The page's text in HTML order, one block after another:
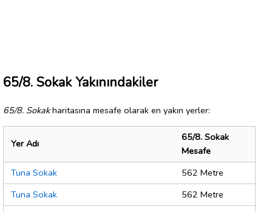
65/8. Sokak Yakınındakiler
65/8. Sokakharitasına mesafe olarak en yakın yerler:
Yer Adı
65/8. Sokak
Mesafe
Tuna Sokak
562 Metre
Tuna Sokak
562 Metre